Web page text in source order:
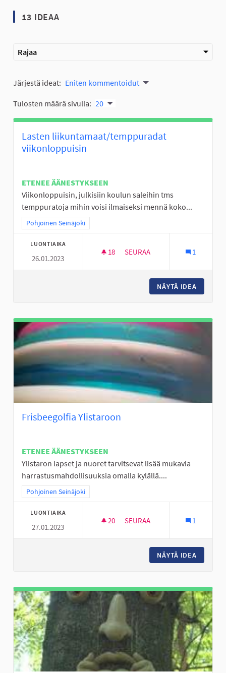
13 IDEAA
Rajaa
Järjestä ideat: Eniten kommentoidut
Tulosten määrä sivulla: 20
Lasten liikuntamaat/temppuradat
viikonloppuisin
ETENEE ÄÄNESTYKSEEN
Viikonloppuisin, julkisiin koulun saleihin tms
temppuratoja mihin voisi ilmaiseksi mennä koko...
Rajaa tulokset teeman mukaan: Pohjoinen Seinäjoki
Pohjoinen Seinäjoki
LUONTIAIKA
26.01.2023
18 18 SEURAAJAA
SEURAA 1
NÄYTÄ IDEA
Frisbeegolfia Ylistaroon
ETENEE ÄÄNESTYKSEEN
Ylistaron lapset ja nuoret tarvitsevat lisää mukavia
harrastusmahdollisuuksia omalla kylällä....
Rajaa tulokset teeman mukaan: Pohjoinen Seinäjoki
Pohjoinen Seinäjoki
LUONTIAIKA
27.01.2023
20 20 SEURAAJAA
SEURAA 1
NÄYTÄ IDEA